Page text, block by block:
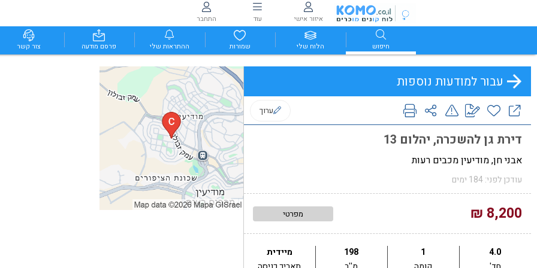
איזור אישי עוד התחבר
חיפוש הלוח שלי שמורות ההתראות שלי פרסם מודעה צור קשר
עבור למודעות נוספות
ערוך
דירת גן להשכרה, יהלום 13
אבני חן, מודיעין מכבים רעות
עודכן לפני: 184 ימים
8,200 ₪ מפרטי
4.0
1
198
מיידית